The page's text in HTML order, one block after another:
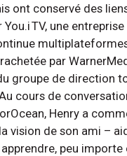
ont conservé des
TV, une
par
groupe de direction
cours de
Henry a
vision de son ami –
peu importe